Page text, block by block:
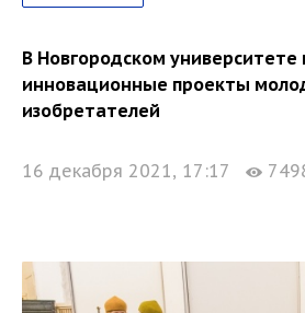
В Новгородском университете
инновационные проекты
изобретателей
16 декабря 2021, 17:17